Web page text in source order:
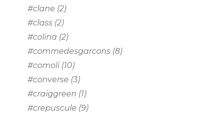
#clane (2)
#class (2)
#colina (2)
#commedesgarcons (8)
#comoli (10)
#converse (3)
#craiggreen (1)
#crepuscule (9)